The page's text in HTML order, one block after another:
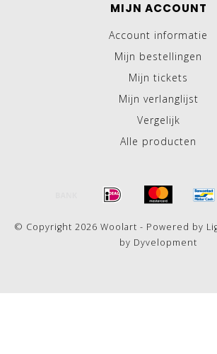
MIJN ACCOUNT
Account informatie
Mijn bestellingen
Mijn tickets
Mijn verlanglijst
Vergelijk
Alle producten
© Copyright 2026 Woolart - Powered by
by Dyvelopment